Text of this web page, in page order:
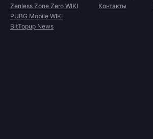
Zenless Zone Zero WIKI
PUBG Mobile WIKI
BitTopup News
Контакты